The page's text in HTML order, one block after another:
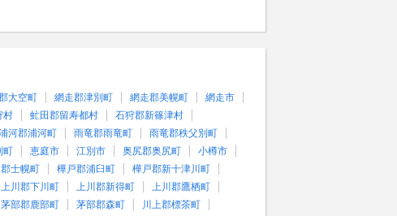
大空町 網走郡津別町 網走郡美幌町
網走市
村 虻田郡留寿都村
石狩郡新篠津村
河郡浦河町 雨竜郡雨竜町
雨竜郡秩父別町
町 恵庭市 江別市 奥尻郡奥尻町
小樽市
士幌町 樺戸郡浦臼町
樺戸郡新十津川町
上川郡下川町 上川郡新得町
上川郡鷹栖町
茅部郡鹿部町 茅部郡森町
川上郡標茶町